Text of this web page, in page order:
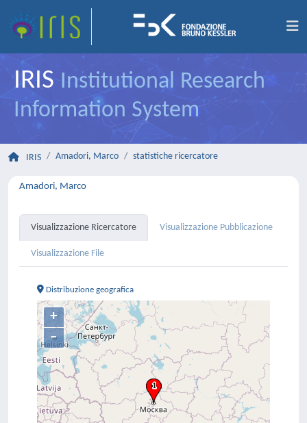
IRIS Institutional Research
Information System
IRIS Amadori, Marco statistiche ricercatore
Amadori, Marco
Visualizzazione Ricercatore Visualizzazione Pubblicazione
Visualizzazione File
Distribuzione geografica
+
–